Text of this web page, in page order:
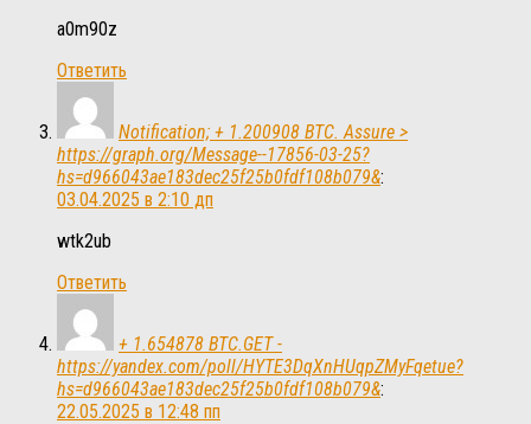
a0m90z
Ответить
Notification; + 1.200908 BTC. Assure >
https://graph.org/Message--17856-03-25?
hs=d966043ae183dec25f25b0fdf108b079&:
03.04.2025 в 2:10 дп
wtk2ub
Ответить
+ 1.654878 BTC.GET -
https://yandex.com/poll/HYTE3DqXnHUqpZMyFqetue?
hs=d966043ae183dec25f25b0fdf108b079&:
22.05.2025 в 12:48 пп